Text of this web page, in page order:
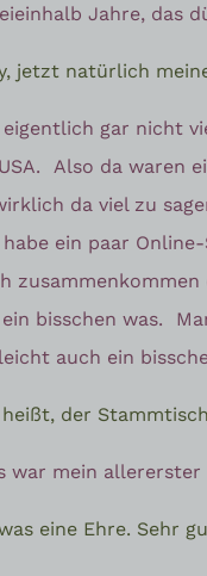
Jahre, das
jetzt natürlich
eigentlich gar nicht
Also da waren
da viel zu
ein paar
bisschen was.
auch ein
heißt, der
war mein
eine Ehre. Sehr